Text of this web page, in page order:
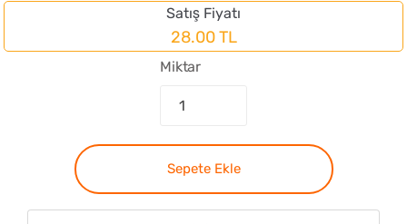
Satış Fiyatı
28.00 TL
Miktar
Sepete Ekle